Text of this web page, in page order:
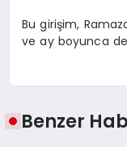
Bu girişim,
ve ay boyunca
Benzer